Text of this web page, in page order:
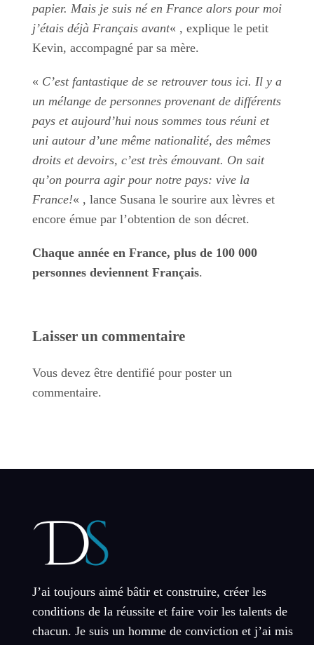
papier. Mais je suis né en France alors pour moi
j’étais déjà Français avant« , explique le petit
Kevin, accompagné par sa mère.
« C’est fantastique de se retrouver tous ici. Il y a
un mélange de personnes provenant de différents
pays et aujourd’hui nous sommes tous réuni et
uni autour d’une même nationalité, des mêmes
droits et devoirs, c’est très émouvant. On sait
qu’on pourra agir pour notre pays: vive la
France!« , lance Susana le sourire aux lèvres et
encore émue par l’obtention de son décret.
Chaque année en France, plus de 100 000
personnes deviennent Français.
Laisser un commentaire
Vous devez être dentifié pour poster un
commentaire.
J’ai toujours aimé bâtir et construire, créer les
conditions de la réussite et faire voir les talents de
chacun. Je suis un homme de conviction et j’ai mis